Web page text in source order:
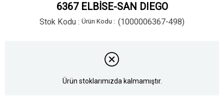
6367 ELBİSE-SAN DIEGO
Stok Kodu (1000006367-498)
Ürün stoklarımızda kalmamıştır.